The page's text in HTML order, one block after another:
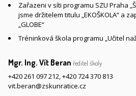
Zařazeni v síti programu SZU Praha
jsme držitelem titulu „EKOŠKOLA“ a
„GLOBE“
Tréninková škola programu „Učitel
Mgr. Ing. Vít Beran ředitel školy
+420 261 097 212,+420 724 370 813
vit.beran@zskunratice.cz